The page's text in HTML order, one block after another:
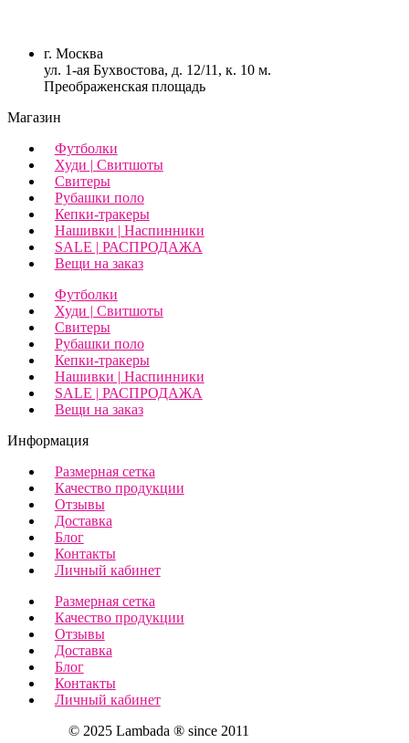
г. Москва
ул. 1-ая Бухвостова, д. 12/11, к. 10 м.
Преображенская площадь
Магазин
Футболки
Худи | Свитшоты
Свитеры
Рубашки поло
Кепки-тракеры
Нашивки | Наспинники
SALE | РАСПРОДАЖА
Вещи на заказ
Футболки
Худи | Свитшоты
Свитеры
Рубашки поло
Кепки-тракеры
Нашивки | Наспинники
SALE | РАСПРОДАЖА
Вещи на заказ
Информация
Размерная сетка
Качество продукции
Отзывы
Доставка
Блог
Контакты
Личный кабинет
Размерная сетка
Качество продукции
Отзывы
Доставка
Блог
Контакты
Личный кабинет
© 2025 Lambada ® since 2011